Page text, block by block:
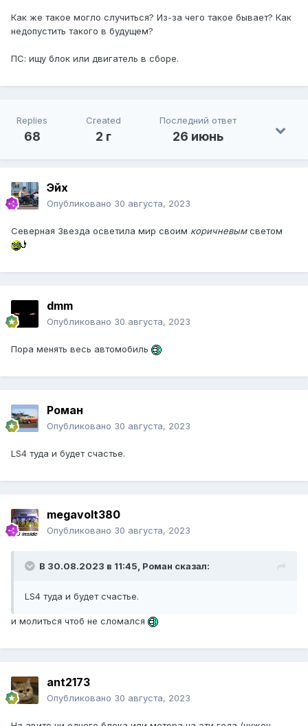
Как же такое могло случиться? Из-за чего такое бывает? Как
недопустить такого в будущем?
ПС: ищу блок или двигатель в сборе.
Replies
68
Created
2 г
Последний ответ
26 июнь
Эйх
Опубликовано 30 августа, 2023
Северная Звезда осветила мир своим коричневымсветом
dmm
Опубликовано 30 августа, 2023
Пора менять весь автомобиль
Роман
Опубликовано 30 августа, 2023
LS4 туда и будет счастье.
megavolt380
Опубликовано 30 августа, 2023
В 30.08.2023 в 11:45, Роман сказал:
LS4 туда и будет счастье.
и молиться чтоб не сломался
ant2173
Опубликовано 30 августа, 2023